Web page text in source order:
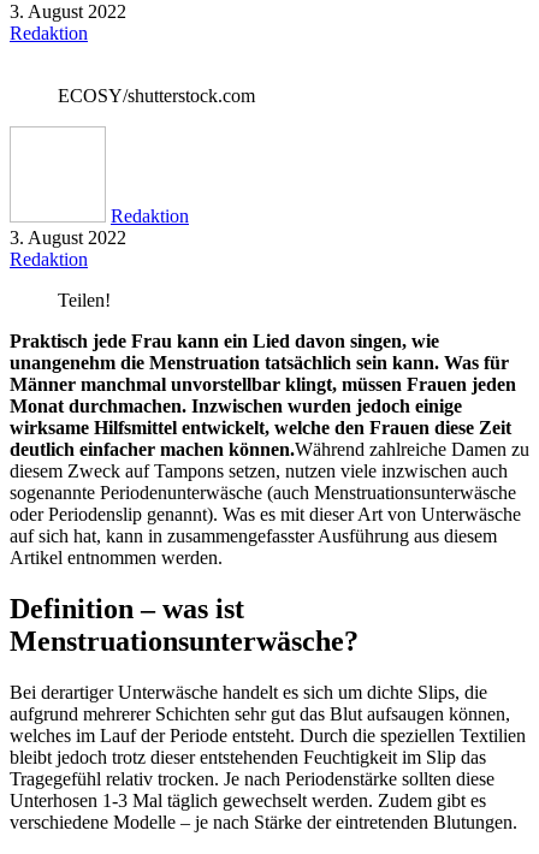
3. August 2022
Redaktion
ECOSY/shutterstock.com
Redaktion
3. August 2022
Redaktion
Teilen!
Praktisch jede Frau kann ein Lied davon singen, wie
unangenehm die Menstruation tatsächlich sein kann. Was für
Männer manchmal unvorstellbar klingt, müssen Frauen jeden
Monat durchmachen. Inzwischen wurden jedoch einige
wirksame Hilfsmittel entwickelt, welche den Frauen diese Zeit
deutlich einfacher machen können.Während zahlreiche Damen zu
diesem Zweck auf Tampons setzen, nutzen viele inzwischen auch
sogenannte Periodenunterwäsche (auch Menstruationsunterwäsche
oder Periodenslip genannt). Was es mit dieser Art von Unterwäsche
auf sich hat, kann in zusammengefasster Ausführung aus diesem
Artikel entnommen werden.
Definition – was ist
Menstruationsunterwäsche?
Bei derartiger Unterwäsche handelt es sich um dichte Slips, die
aufgrund mehrerer Schichten sehr gut das Blut aufsaugen können,
welches im Lauf der Periode entsteht. Durch die speziellen Textilien
bleibt jedoch trotz dieser entstehenden Feuchtigkeit im Slip das
Tragegefühl relativ trocken. Je nach Periodenstärke sollten diese
Unterhosen 1-3 Mal täglich gewechselt werden. Zudem gibt es
verschiedene Modelle – je nach Stärke der eintretenden Blutungen.